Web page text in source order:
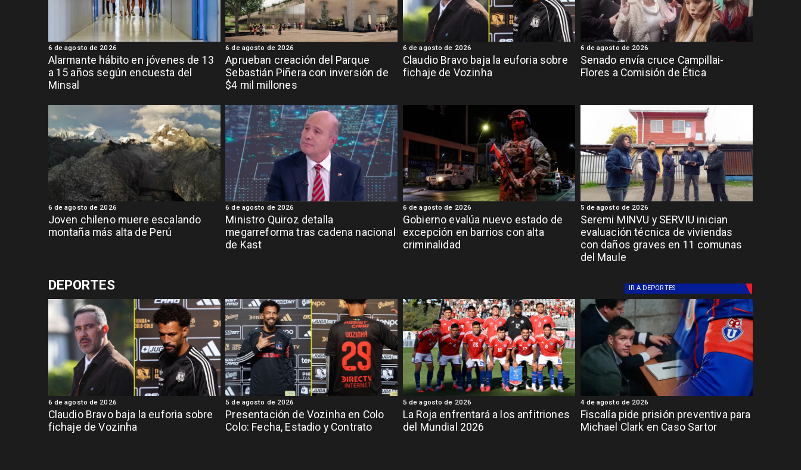
Alarmante hábito en jóvenes de 13
a 15 años según encuesta del
Minsal
6 de agosto de 2026
Aprueban creación del Parque
Sebastián Piñera con inversión de
$4 mil millones
6 de agosto de 2026
Claudio Bravo baja la euforia sobre
fichaje de Vozinha
6 de agosto de 2026
Senado envía cruce Campillai-
Flores a Comisión de Ética
6 de agosto de 2026
Joven chileno muere escalando
montaña más alta de Perú
6 de agosto de 2026
Ministro Quiroz detalla
megarreforma tras cadena nacional
de Kast
6 de agosto de 2026
Gobierno evalúa nuevo estado de
excepción en barrios con alta
criminalidad
6 de agosto de 2026
Seremi MINVU y SERVIU inician
evaluación técnica de viviendas
con daños graves en 11 comunas
del Maule
5 de agosto de 2026
DEPORTES IR A DEPORTES
Claudio Bravo baja la euforia sobre
fichaje de Vozinha
6 de agosto de 2026
Presentación de Vozinha en Colo
Colo: Fecha, Estadio y Contrato
5 de agosto de 2026
La Roja enfrentará a los anfitriones
del Mundial 2026
5 de agosto de 2026
Fiscalía pide prisión preventiva para
Michael Clark en Caso Sartor
4 de agosto de 2026